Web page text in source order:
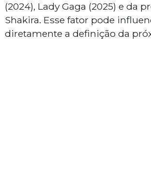
(2024), Lady Gaga (2025) e da
Shakira. Esse fator pode
diretamente a definição da